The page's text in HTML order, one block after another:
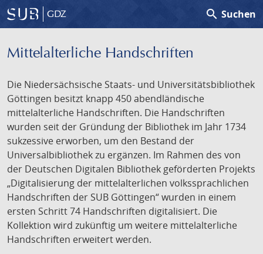
GDZ search Suchen
Mittelalterliche Handschriften
Die Niedersächsische Staats- und Universitätsbibliothek
Göttingen besitzt knapp 450 abendländische
mittelalterliche Handschriften. Die Handschriften
wurden seit der Gründung der Bibliothek im Jahr 1734
sukzessive erworben, um den Bestand der
Universalbibliothek zu ergänzen. Im Rahmen des von
der Deutschen Digitalen Bibliothek geförderten Projekts
„Digitalisierung der mittelalterlichen volkssprachlichen
Handschriften der SUB Göttingen“ wurden in einem
ersten Schritt 74 Handschriften digitalisiert. Die
Kollektion wird zukünftig um weitere mittelalterliche
Handschriften erweitert werden.